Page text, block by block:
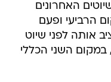
האחרונים
הרביעי ופעם
אותה לפני שיוט
במקום השני הכללי